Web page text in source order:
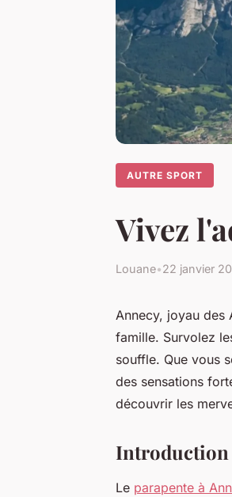
AUTRE SPORT
Vivez
Louane•22 janvier
Annecy, joyau des
famille. Survolez
souffle. Que vous
des sensations
découvrir les
Introduction
Le parapente à